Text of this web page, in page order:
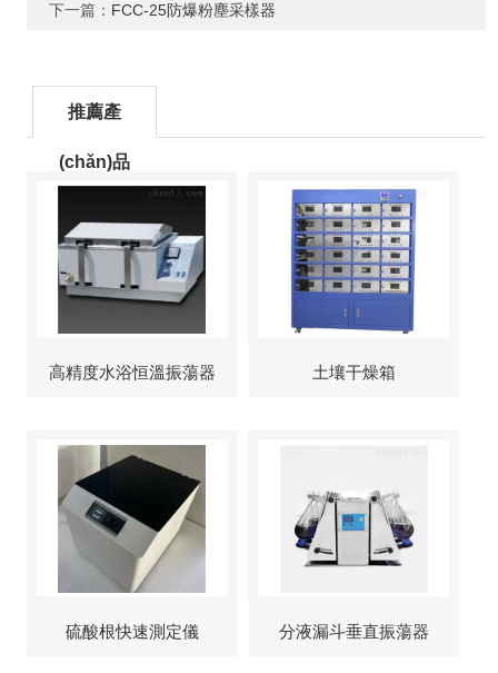
下一篇： FCC-25防爆粉塵采樣器
推薦產
(chǎn)品
高精度水浴恒溫振蕩器 土壤干燥箱
硫酸根快速測定儀 分液漏斗垂直振蕩器